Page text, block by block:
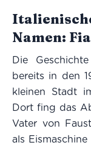
Namen:
Die
bereits in den
kleinen Stadt
Dort fing das
Vater von
als